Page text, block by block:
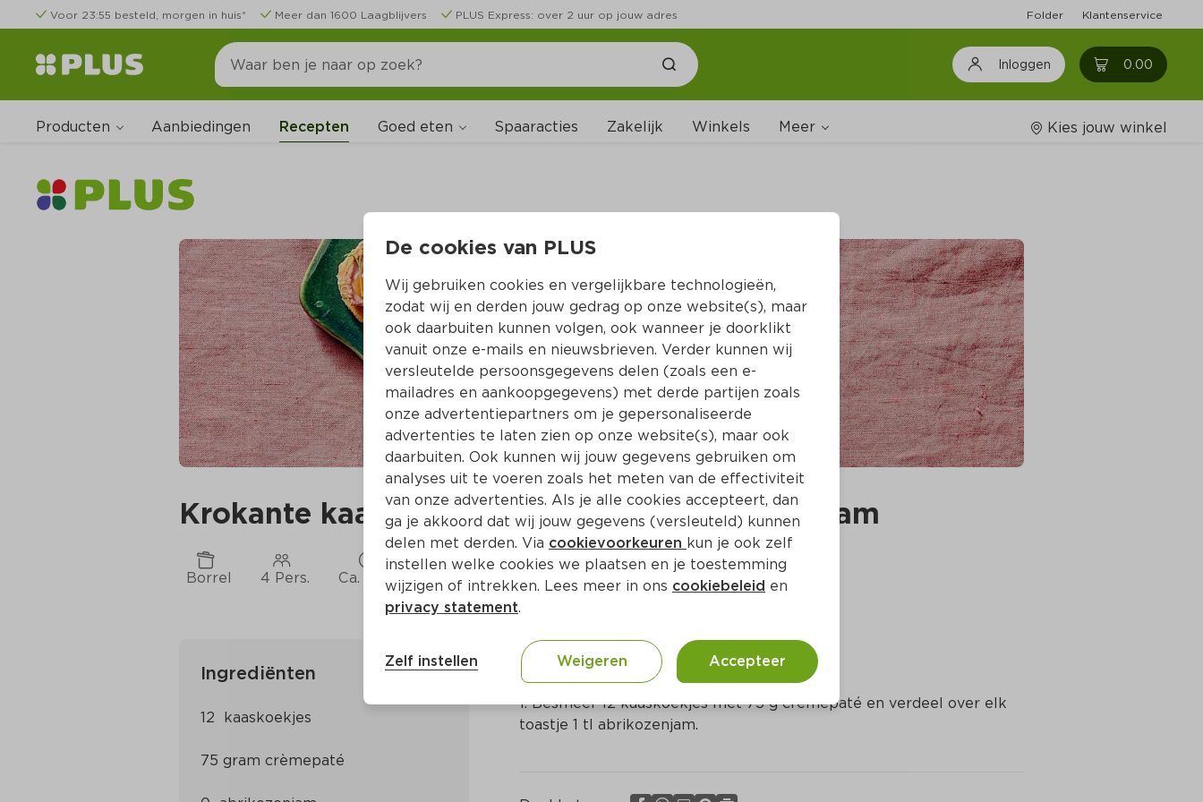
Voor 23:55 besteld, morgen in huis* Meer dan 1600 Laagblijvers PLUS Express: over 2 uur op jouw adres Folder Klantenservice
Inloggen 0.00 0
Producten Aanbiedingen Recepten Goed eten Spaaracties Zakelijk Winkels Meer
Wijnshop
Boodschappenlijstjes
Kies jouw winkel
Krokante kaaskoekjes met paté en abrikozenjam
Borrel 4 Pers. Ca. 5 Min Frans
Ingrediënten
Bereidingswijze
1. Besmeer 12 kaaskoekjes met 75 g crèmepaté en verdeel over elk
toastje 1 tl abrikozenjam.
De cookies van PLUS
Wij gebruiken cookies en vergelijkbare technologieën,
zodat wij en derden jouw gedrag op onze website(s), maar
ook daarbuiten kunnen volgen, ook wanneer je doorklikt
vanuit onze e-mails en nieuwsbrieven. Verder kunnen wij
versleutelde persoonsgegevens delen (zoals een e-
mailadres en aankoopgegevens) met derde partijen zoals
onze advertentiepartners om je gepersonaliseerde
advertenties te laten zien op onze website(s), maar ook
daarbuiten. Ook kunnen wij jouw gegevens gebruiken om
analyses uit te voeren zoals het meten van de effectiviteit
van onze advertenties. Als je alle cookies accepteert, dan
ga je akkoord dat wij jouw gegevens (versleuteld) kunnen
delen met derden. Via cookievoorkeuren kun je ook zelf
instellen welke cookies we plaatsen en je toestemming
wijzigen of intrekken. Lees meer in ons cookiebeleid en
privacy statement.
Zelf instellen Weigeren Accepteer